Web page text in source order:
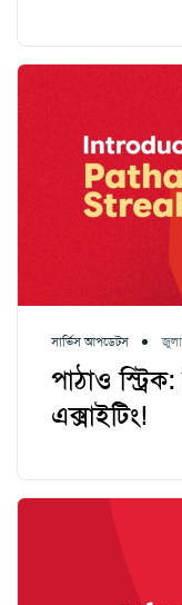
সার্ভিস আপডেটস
পাঠাও
এক্সাইটিং!